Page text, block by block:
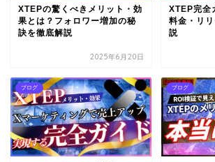
XTEPの驚くべきメリット・効
果とは？フォロワー増加の秘
訣を徹底解説
2025年6月20日
XTEP完全
料金・リ
説
ブログ ブログ